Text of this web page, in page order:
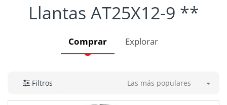
Llantas AT25X12-9 **
Comprar Explorar
Filtros Las más populares